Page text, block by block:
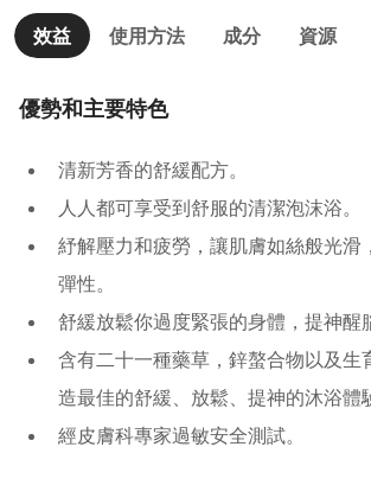
效益 使用方法 成分 資源
優勢和主要特色
清新芳香的舒緩配方。
人人都可享受到舒服的清潔泡沫浴。
紓解壓力和疲勞，讓肌膚如絲般光滑
彈性。
舒緩放鬆你過度緊張的身體，提神醒
含有二十一種藥草，鋅螯合物以及生
造最佳的舒緩、放鬆、提神的沐浴體
經皮膚科專家過敏安全測試。